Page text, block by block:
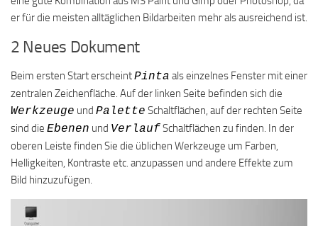
er für die meisten alltäglichen Bildarbeiten mehr als ausreichend ist.
2 Neues Dokument
Beim ersten Start erscheintPinta als einzelnes Fenster mit einer
zentralen Zeichenfläche. Auf der linken Seite befinden sich die
Werkzeuge und Palette Schaltflächen, auf der rechten Seite
sind die Ebenen und VerlaufSchaltflächen zu finden. In der
oberen Leiste finden Sie die üblichen Werkzeuge um Farben,
Helligkeiten, Kontraste etc. anzupassen und andere Effekte zum
Bild hinzuzufügen.